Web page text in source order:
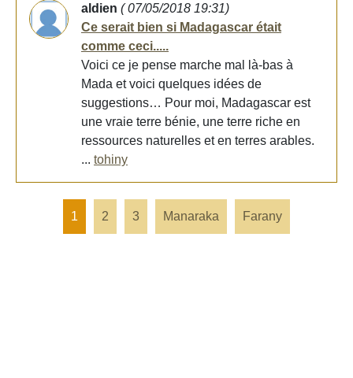
aldien ( 07/05/2018 19:31)
Ce serait bien si Madagascar était
comme ceci.....
Voici ce je pense marche mal là-bas à
Mada et voici quelques idées de
suggestions… Pour moi, Madagascar est
une vraie terre bénie, une terre riche en
ressources naturelles et en terres arables.
... tohiny
1 2 3 Manaraka Farany